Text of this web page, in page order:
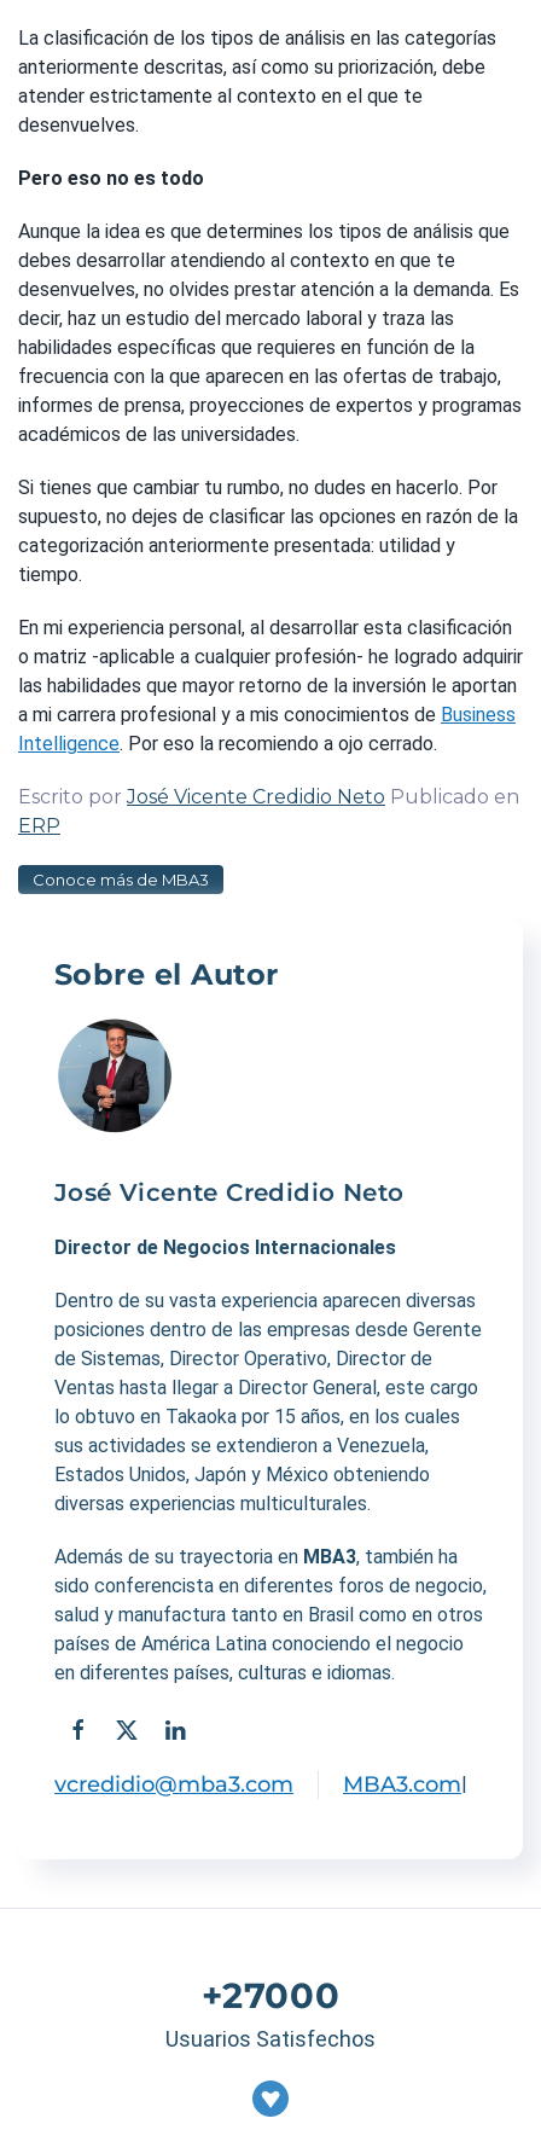
La clasificación de los tipos de análisis en las categorías
anteriormente descritas, así como su priorización, debe
atender estrictamente al contexto en el que te
desenvuelves.
Pero eso no es todo
Aunque la idea es que determines los tipos de análisis que
debes desarrollar atendiendo al contexto en que te
desenvuelves, no olvides prestar atención a la demanda. Es
decir, haz un estudio del mercado laboral y traza las
habilidades específicas que requieres en función de la
frecuencia con la que aparecen en las ofertas de trabajo,
informes de prensa, proyecciones de expertos y programas
académicos de las universidades.
Si tienes que cambiar tu rumbo, no dudes en hacerlo. Por
supuesto, no dejes de clasificar las opciones en razón de la
categorización anteriormente presentada: utilidad y
tiempo.
En mi experiencia personal, al desarrollar esta clasificación
o matriz -aplicable a cualquier profesión- he logrado adquirir
las habilidades que mayor retorno de la inversión le aportan
a mi carrera profesional y a mis conocimientos de Business
Intelligence. Por eso la recomiendo a ojo cerrado.
Escrito porJosé Vicente Credidio Neto Publicado en
ERP
Conoce más de MBA3
Sobre el Autor
José Vicente Credidio Neto
Director de Negocios Internacionales
Dentro de su vasta experiencia aparecen diversas
posiciones dentro de las empresas desde Gerente
de Sistemas, Director Operativo, Director de
Ventas hasta llegar a Director General, este cargo
lo obtuvo en Takaoka por 15 años, en los cuales
sus actividades se extendieron a Venezuela,
Estados Unidos, Japón y México obteniendo
diversas experiencias multiculturales.
Además de su trayectoria en MBA3, también ha
sido conferencista en diferentes foros de negocio,
salud y manufactura tanto en Brasil como en otros
países de América Latina conociendo el negocio
en diferentes países, culturas e idiomas.
vcredidio@mba3.com MBA3.com|
+27000
Usuarios Satisfechos